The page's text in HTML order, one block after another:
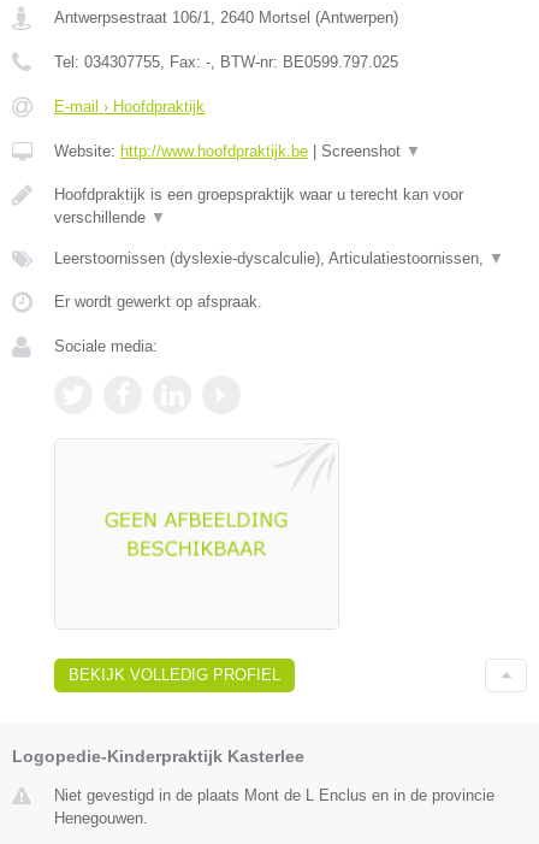
Antwerpsestraat 106/1, 2640 Mortsel (Antwerpen)
Tel: 034307755, Fax: -, BTW-nr: BE0599.797.025
E-mail › Hoofdpraktijk
Website: http://www.hoofdpraktijk.be Screenshot ▼
Hoofdpraktijk is een groepspraktijk waar u terecht kan voor
verschillende ▼
Leerstoornissen (dyslexie-dyscalculie), Articulatiestoornissen, ▼
Er wordt gewerkt op afspraak.
Sociale media:
BEKIJK VOLLEDIG PROFIEL
Logopedie-Kinderpraktijk Kasterlee
Niet gevestigd in de plaats Mont de L Enclus en in de provincie
Henegouwen.